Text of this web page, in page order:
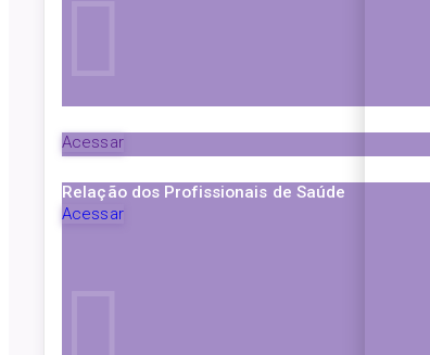
Acessar
Relação dos Profissionais de Saúde
Acessar